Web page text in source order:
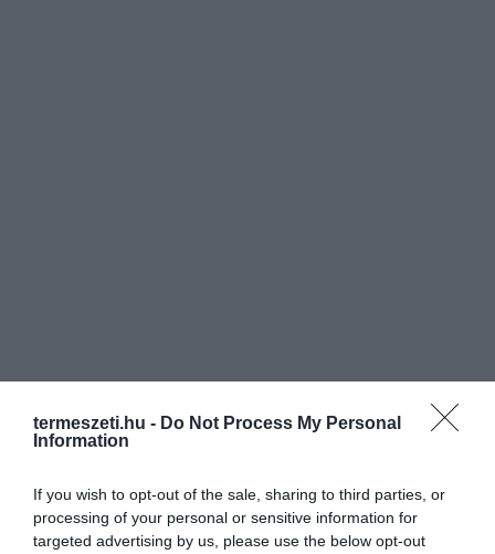
termeszeti.hu - Do Not Process My Personal
Information
If you wish to opt-out of the sale, sharing to third parties, or
processing of your personal or sensitive information for
targeted advertising by us, please use the below opt-out